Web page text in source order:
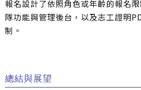
報名設計了依照角色或年齡的報名
隊功能與管理後台，以及志工證明
制。
總結與展望